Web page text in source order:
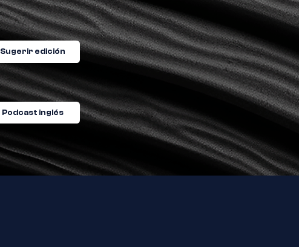
Sugerir edición
Podcast inglés